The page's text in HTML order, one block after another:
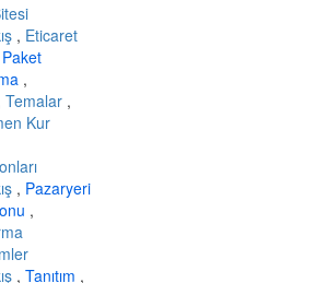
, Eticaret
Paket
,
Temalar ,
Kur
, Pazaryeri
,
, Tanıtım ,